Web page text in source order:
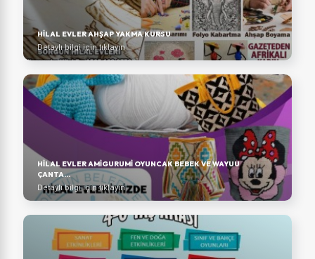
HİLAL EVLER AHŞAP YAKMA KURSU
Detaylı bilgi için tıklayın
HİLAL EVLER AMİGURUMİ OYUNCAK BEBEK VE WAYUU
ÇANTA...
Detaylı bilgi için tıklayın